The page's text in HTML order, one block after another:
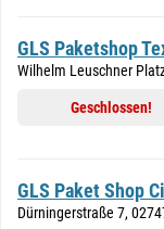
GLS Paketshop
Wilhelm Leuschner
Geschlossen!
GLS Paket Shop
Dürningerstraße 7,